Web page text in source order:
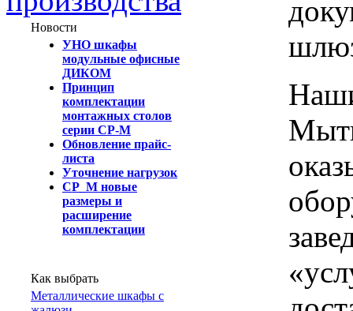
Новости
УНО шкафы
модульные офисные
ДИКОМ
Принцип
комплектации
монтажных столов
серии СР-М
Обновление прайс-
листа
Уточнение нагрузок
СР_М новые
размеры и
расширение
комплектации
Как выбрать
Металлические шкафы с